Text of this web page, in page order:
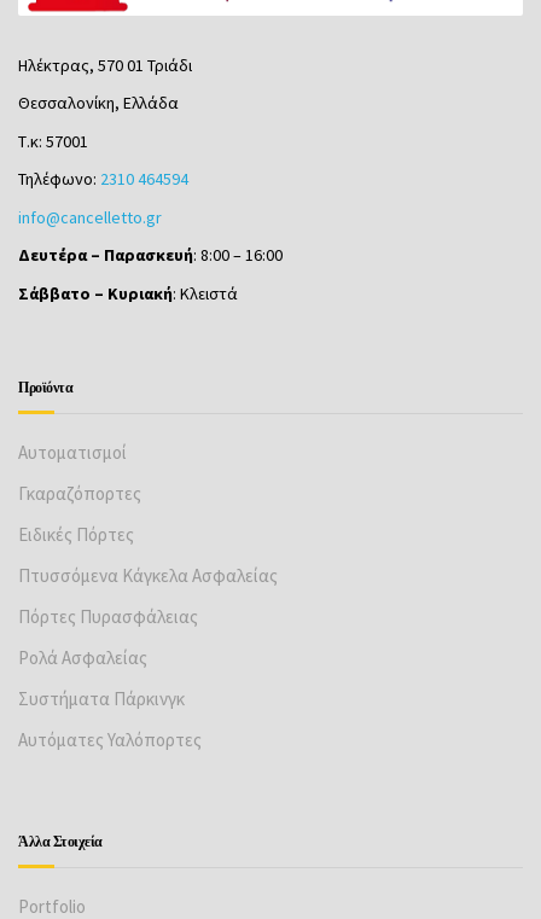
Ηλέκτρας, 570 01 Τριάδι
Θεσσαλονίκη, Ελλάδα
Τ.κ: 57001
Τηλέφωνο: 2310 464594
info@cancelletto.gr
Δευτέρα – Παρασκευή: 8:00 – 16:00
Σάββατο – Κυριακή: Κλειστά
Προϊόντα
Αυτοματισμοί
Γκαραζόπορτες
Ειδικές Πόρτες
Πτυσσόμενα Κάγκελα Ασφαλείας
Πόρτες Πυρασφάλειας
Ρολά Ασφαλείας
Συστήματα Πάρκινγκ
Αυτόματες Υαλόπορτες
Άλλα Στοιχεία
Portfolio